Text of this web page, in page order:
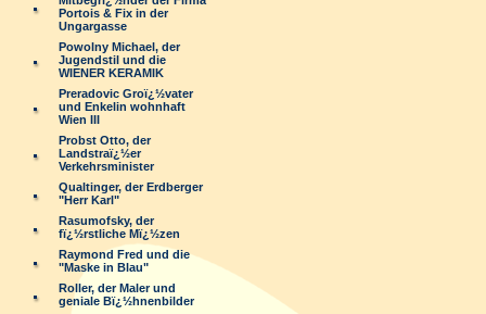
Portois & Fix in der
Ungargasse
Powolny Michael, der
Jugendstil und die
WIENER KERAMIK
Preradovic Groï¿½vater
und Enkelin wohnhaft
Wien III
Probst Otto, der
Landstraï¿½er
Verkehrsminister
Qualtinger, der Erdberger
"Herr Karl"
Rasumofsky, der
fï¿½rstliche Mï¿½zen
Raymond Fred und die
"Maske in Blau"
Roller, der Maler und
geniale Bï¿½hnenbilder